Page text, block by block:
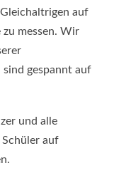
auf
messen. Wir
sind gespannt auf
und alle
auf